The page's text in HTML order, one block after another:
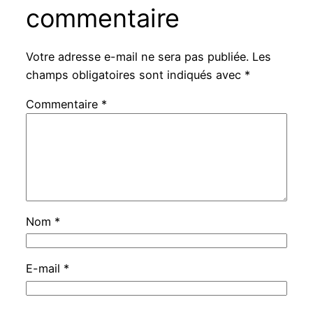
commentaire
Votre adresse e-mail ne sera pas publiée. Les
champs obligatoires sont indiqués avec *
Commentaire *
Nom *
E-mail *